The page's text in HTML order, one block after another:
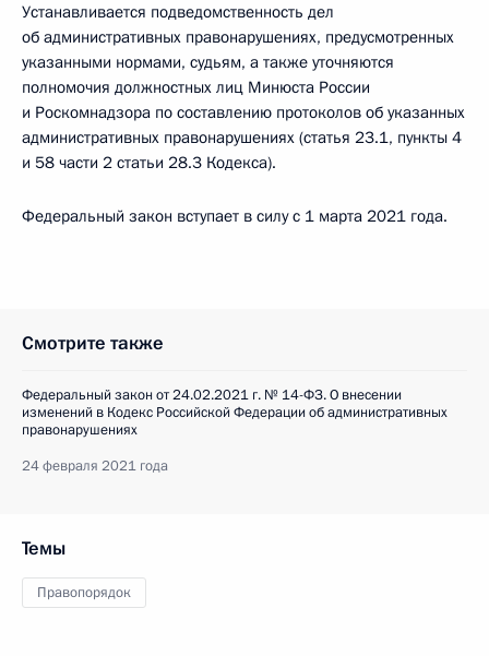
Устанавливается подведомственность дел
об административных правонарушениях, предусмотренных
указанными нормами, судьям, а также уточняются
полномочия должностных лиц Минюста России
и Роскомнадзора по составлению протоколов об указанных
административных правонарушениях (статья 23.1, пункты 4
и 58 части 2 статьи 28.3 Кодекса).
Федеральный закон вступает в силу с 1 марта 2021 года.
Смотрите также
Федеральный закон от 24.02.2021 г. № 14-ФЗ. О внесении
изменений в Кодекс Российской Федерации об административных
правонарушениях
24 февраля 2021 года
Темы
Правопорядок